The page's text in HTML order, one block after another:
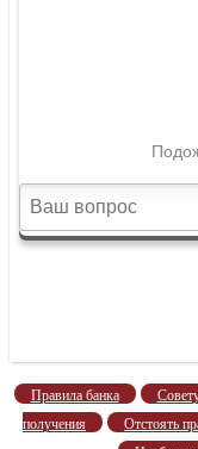
Правила банка
получения
Отстоять